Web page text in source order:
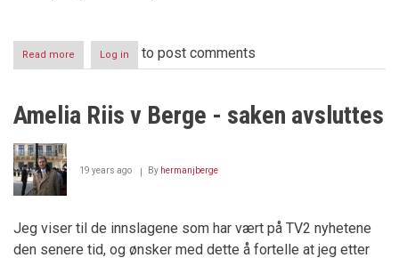
Read more about
Advokat
rett
Log in to post comments
Amelia Riis v Berge - saken avsluttes
19 years ago By hermanjberge
Jeg viser til de innslagene som har vært på TV2 nyhetene
den senere tid, og ønsker med dette å fortelle at jeg etter